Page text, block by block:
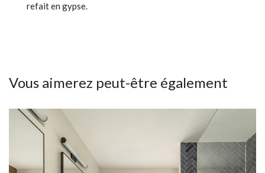
refait en gypse.
Vous aimerez peut-être également